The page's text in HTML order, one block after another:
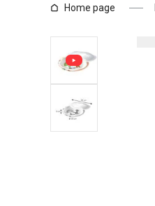
Home page